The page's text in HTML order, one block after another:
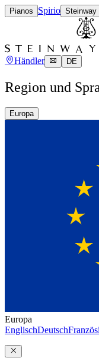
Pianos Spirio Steinway
Händler DE
Region und
Europa
Europa
EnglischDeutsch